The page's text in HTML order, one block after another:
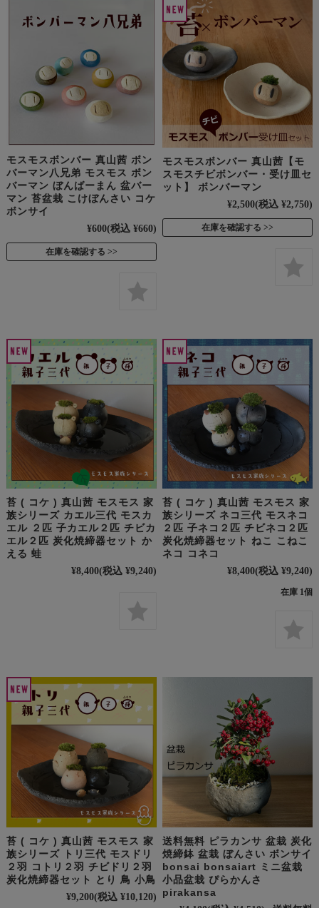
モスモスボンバー 真山茜 ボン
バーマン八兄弟 モスモス ボン
バーマン ぼんばーまん 盆バー
マン 苔盆栽 こけぼんさい コケ
ボンサイ
¥600(税込 ¥660)
在庫を確認する
モスモスボンバー 真山茜【モ
スモスチビボンバー・受け皿セ
ット】 ボンバーマン
¥2,500(税込 ¥2,750)
在庫を確認する
苔 ( コケ ) 真山茜 モスモス 家
族シリーズ カエル三代 モスカ
エル ２匹 子カエル２匹 チビカ
エル２匹 炭化焼締器セット か
える 蛙
¥8,400(税込 ¥9,240)
苔 ( コケ ) 真山茜 モスモス 家
族シリーズ ネコ三代 モスネコ
２匹 子ネコ２匹 チビネコ２匹
炭化焼締器セット ねこ こねこ
ネコ コネコ
¥8,400(税込 ¥9,240)
在庫 1個
苔 ( コケ ) 真山茜 モスモス 家
族シリーズ トリ三代 モスドリ
２羽 コトリ２羽 チビドリ２羽
炭化焼締器セット とり 鳥 小鳥
¥9,200(税込 ¥10,120)
送料無料 ピラカンサ 盆栽 炭化
焼締鉢 盆栽 ぼんさい ボンサイ
bonsai bonsaiart ミニ盆栽
小品盆栽 ぴらかんさ
pirakansa